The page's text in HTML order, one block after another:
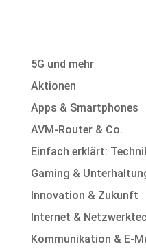
5G und mehr
Aktionen
Apps & Smartphones
AVM-Router & Co.
Einfach erklärt:
Gaming &
Innovation & Zukunft
Internet &
Kommunikation & E-